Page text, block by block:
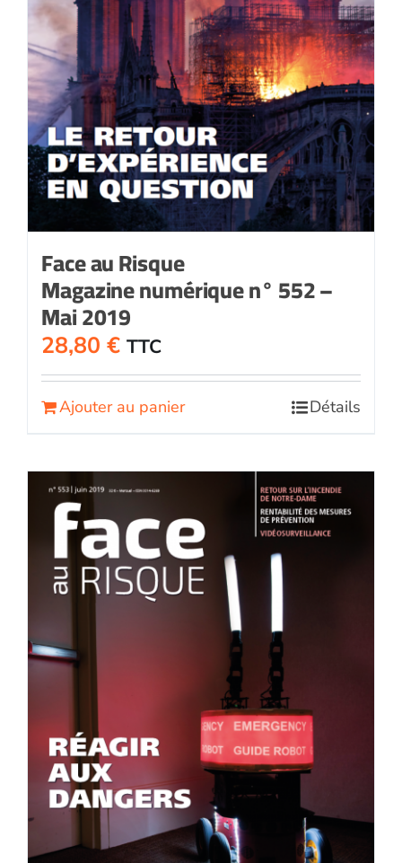
Face au Risque
Magazine numérique n° 552 –
Mai 2019
28,80 € TTC
Ajouter au panier Détails